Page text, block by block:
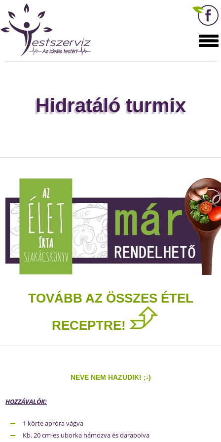
Hidratáló turmix
TOVÁBB AZ ÖSSZES ÉTEL
RECEPTRE!
NEVE NEM HAZUDIK! ;-)
HOZZÁVALÓK:
1 körte apróra vágva
Kb. 20 cm-es uborka hámozva és darabolva